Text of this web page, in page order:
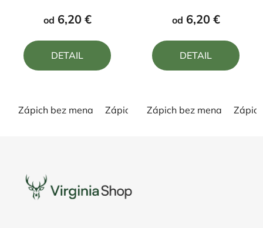
produktu
z
od 6,20 €
DETAIL
Zápich bez mena Zápich s menom
produktu
z
od 6,20 €
DETAIL
Zápich bez mena